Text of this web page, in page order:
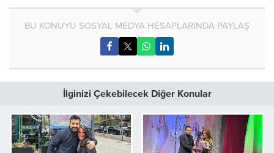
BU KONUYU SOSYAL MEDYA HESAPLARINDA PAYLAŞ
İlginizi Çekebilecek Diğer Konular